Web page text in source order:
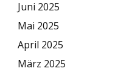
Juni 2025
Mai 2025
April 2025
März 2025